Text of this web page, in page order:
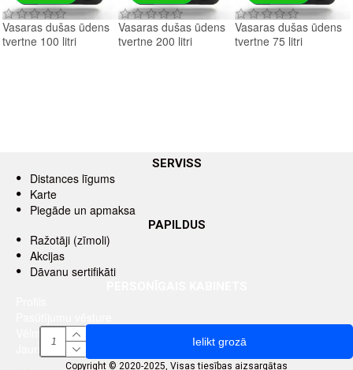
Ielikt grozā
Vasaras dušas ūdens
tvertne 100 litri
Vasaras dušas ūdens
tvertne 200 litri
Vasaras dušas ūdens
tvertne 75 litri
SERVISS
Distances līgums
Karte
Piegāde un apmaksa
PAPILDUS
Ražotāji (zīmoli)
Akcijas
Dāvanu sertifikāti
Vēlmju saraksts
Jaunumu saņemšana pa e-pastu
Copyright © 2020-2025, Visas tiesības aizsargātas